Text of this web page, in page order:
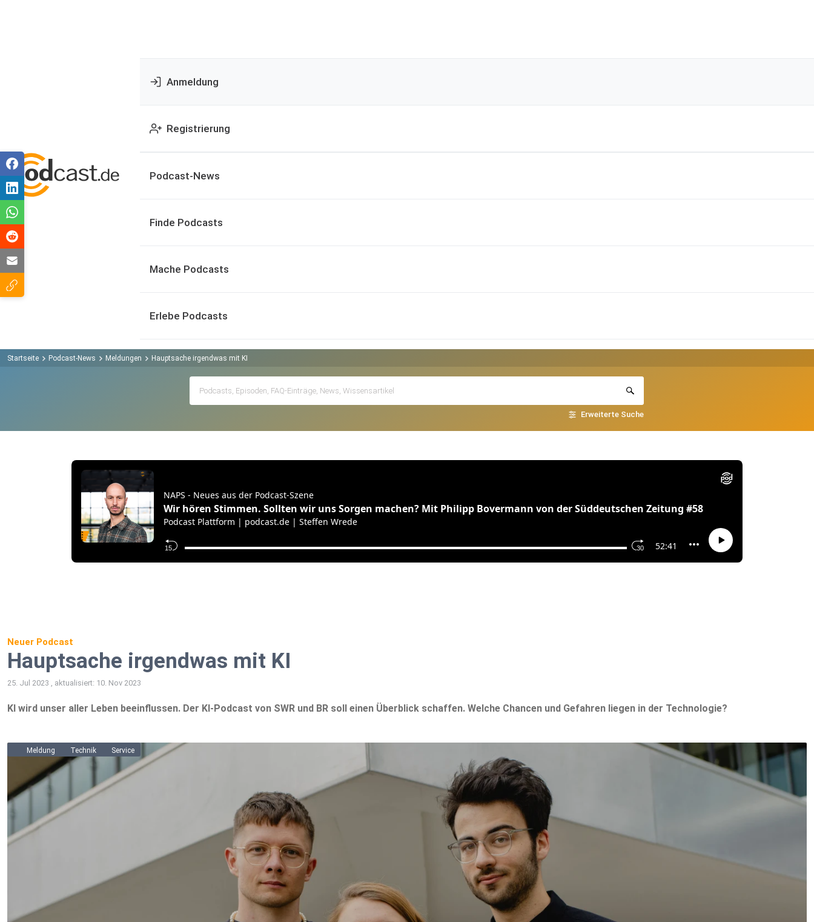
Anmeldung
Registrierung
Podcast-News
Finde Podcasts
Mache Podcasts
Erlebe Podcasts
Startseite Podcast-News Meldungen Hauptsache irgendwas mit KI
Erweiterte Suche
Neuer Podcast
Hauptsache irgendwas mit KI
25. Jul 2023 , aktualisiert: 10. Nov 2023
KI wird unser aller Leben beeinflussen. Der KI-Podcast von SWR und BR soll einen Überblick schaffen. Welche Chancen und Gefahren liegen in der Technologie?
Meldung Technik Service